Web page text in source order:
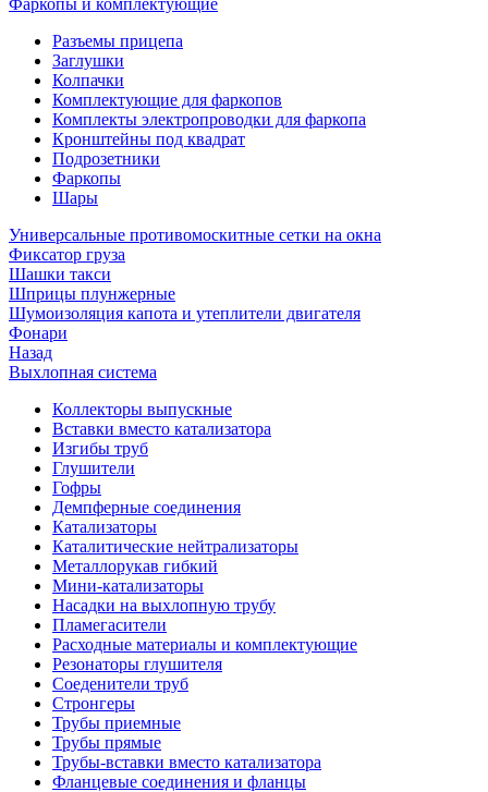
Фаркопы и комплектующие
Разъемы прицепа
Заглушки
Колпачки
Комплектующие для фаркопов
Комплекты электропроводки для фаркопа
Кронштейны под квадрат
Подрозетники
Фаркопы
Шары
Универсальные противомоскитные сетки на окна
Фиксатор груза
Шашки такси
Шприцы плунжерные
Шумоизоляция капота и утеплители двигателя
Фонари
Назад
Выхлопная система
Коллекторы выпускные
Вставки вместо катализатора
Изгибы труб
Глушители
Гофры
Демпферные соединения
Катализаторы
Каталитические нейтрализаторы
Металлорукав гибкий
Мини-катализаторы
Насадки на выхлопную трубу
Пламегасители
Расходные материалы и комплектующие
Резонаторы глушителя
Соеденители труб
Стронгеры
Трубы приемные
Трубы прямые
Трубы-вставки вместо катализатора
Фланцевые соединения и фланцы